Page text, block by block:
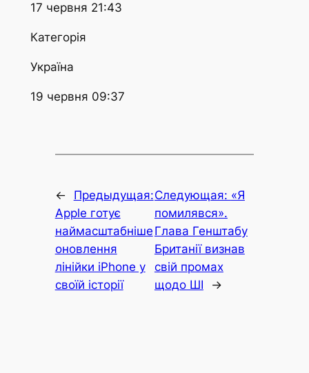
17 червня 21:43
Категорія
Україна
19 червня 09:37
←
Предыдущая:
Apple готує
наймасштабніше
оновлення
лінійки iPhone у
своїй історії
Следующая: «Я
помилявся».
Глава Генштабу
Британії визнав
свій промах
щодо ШІ
→